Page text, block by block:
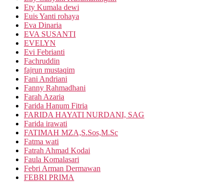
Ety Kumala dewi
Euis Yanti rohaya
Eva Dinaria
EVA SUSANTI
EVELYN
Evi Febrianti
Fachruddin
fajrun mustaqim
Fani Andriani
Fanny Rahmadhani
Farah Azaria
Farida Hanum Fitria
FARIDA HAYATI NURDANI, SAG
Farida irawati
FATIMAH MZA,S.Sos,M.Sc
Fatma wati
Fatrah Ahmad Kodai
Faula Komalasari
Febri Arman Dermawan
FEBRI PRIMA